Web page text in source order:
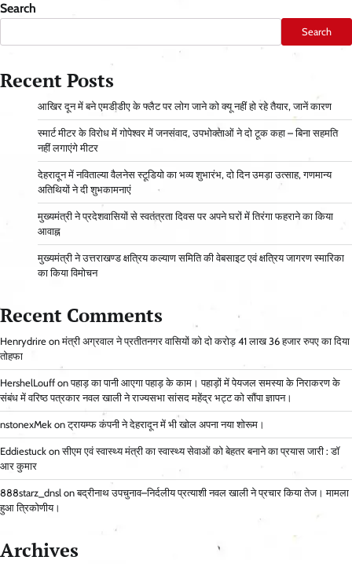
Search
Search
Recent Posts
आ​खिर दून में बने एमडीडीए के फ्लैट पर लोग जाने को क्यू नहीं हो रहे तैयार, जानें कारण
स्मार्ट मीटर के विरोध में गोपेश्वर में जनसंवाद, उपभोक्ताओं ने दो टूक कहा – बिना सहमति
नहीं लगाएंगे मीटर
देहरादून में नविताल्या वैलनेस स्टूडियो का भव्य शुभारंभ, दो दिन उमड़ा उत्साह, गणमान्य
अतिथियों ने दी शुभकामनाएं
मुख्यमंत्री ने प्रदेशवासियों से स्वतंत्रता दिवस पर अपने घरों में तिरंगा फहराने का किया
आवाह्न
मुख्यमंत्री ने उत्तराखण्ड क्षत्रिय कल्याण समिति की वेबसाइट एवं क्षत्रिय जागरण स्मारिका
का किया विमोचन
Recent Comments
Henrydrire onमंत्री अग्रवाल ने प्रतीतनगर वासियों को दो करोड़ 41 लाख 36 हजार रुपए का दिया
तोहफा
HershelLouff onपहाड़ का पानी आएगा पहाड़ के काम। पहाड़ों में पेयजल समस्या के निराकरण के
संबंध में वरिष्ठ पत्रकार नवल खाली ने राज्यसभा सांसद महेंद्र भट्ट को सौंपा ज्ञापन।
nstonexMek onट्रायम्फ कंपनी ने देहरादून में भी खोल अपना नया शोरूम।
Eddiestuck onसीएम एवं स्वास्थ्य मंत्री का स्वास्थ्य सेवाओं को बेहतर बनाने का प्रयास जारी : डॉ
आर कुमार
888starz_dnsl onबद्रीनाथ उपचुनाव–निर्दलीय प्रत्याशी नवल खाली ने प्रचार किया तेज। मामला
हुआ त्रिकोणीय।
Archives